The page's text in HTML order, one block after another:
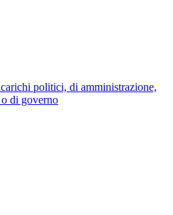
politici, di amministrazione,
di governo